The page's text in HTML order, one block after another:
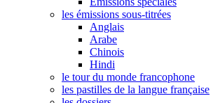
les émissions sous-titrées
Anglais
Arabe
Chinois
Hindi
le tour du monde francophone
les pastilles de la langue française